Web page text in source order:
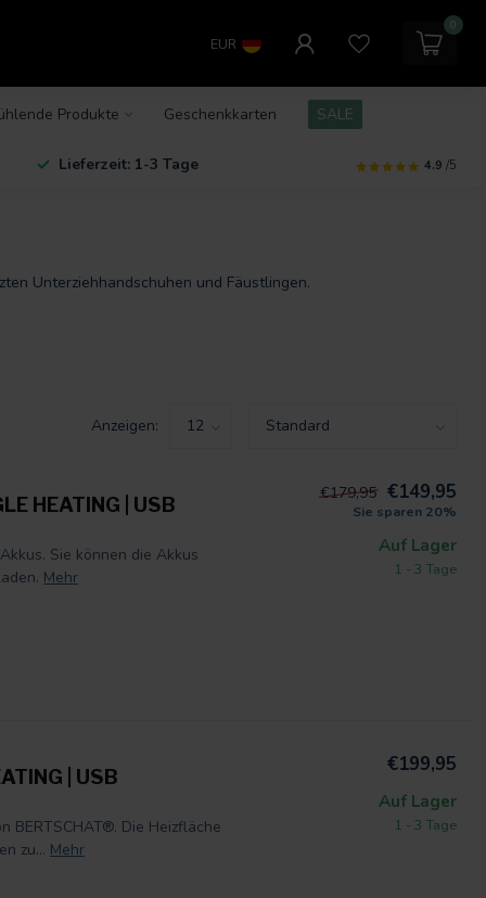
EUR
0
Produkte Geschenkkarten SALE
Lieferzeit: 1-3 Tage 4.9 /5
Unterziehhandschuhen und Fäustlingen.
Anzeigen:
HEATING | USB
Sie können die Akkus
Mehr
€179,95 €149,95
Sie sparen 20%
Auf Lager
1 - 3 Tage
| USB
BERTSCHAT®. Die Heizfläche
zu... Mehr
€199,95
Auf Lager
1 - 3 Tage